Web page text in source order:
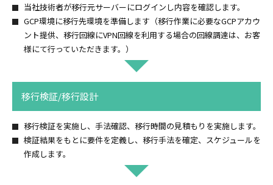
当社技術者が移行元サーバーにログインし内容を確認します。
GCP環境に移行先環境を準備します（移行作業に必要なGCPアカウ
ント提供、移行回線にVPN回線を利用する場合の回線調達は、お客
様にて行っていただきます。）
移行検証/移行設計
移行検証を実施し、手法確認、移行時間の見積もりを実施します。
検証結果をもとに要件を定義し、移行手法を確定、スケジュールを
作成します。